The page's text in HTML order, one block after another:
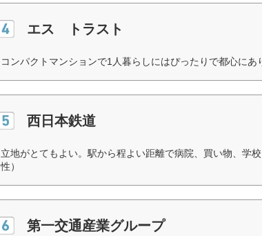
エス トラスト
コンパクトマンションで1人暮らしにはぴったりで都心にあ
西日本鉄道
立地がとてもよい。駅から程よい距離で病院、買い物、学
性）
第一交通産業グループ